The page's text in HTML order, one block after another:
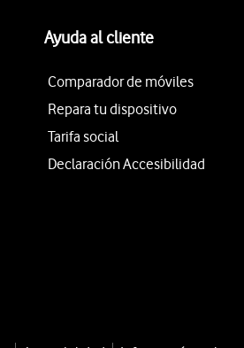
Ayuda al cliente
Comparador de móviles
Repara tu dispositivo
Tarifa social
Declaración Accesibilidad